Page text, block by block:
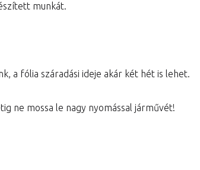
munkát.
a fólia száradási ideje akár két hét is lehet.
ne mossa le nagy nyomással járművét!